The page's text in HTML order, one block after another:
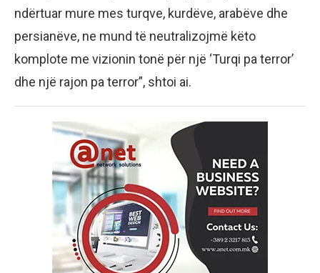
ndërtuar mure mes turqve, kurdëve, arabëve dhe
persianëve, ne mund të neutralizojmë këto
komplote me vizionin tonë për një ‘Turqi pa terror’
dhe një rajon pa terror”, shtoi ai.